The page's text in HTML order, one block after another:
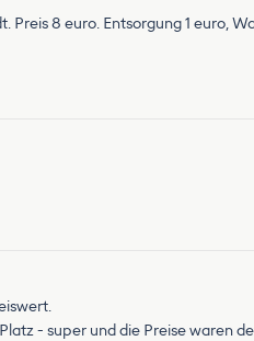
8 euro. Entsorgung 1 euro,
- super und die Preise waren